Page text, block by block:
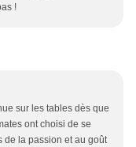
!
sur les tables dès que
ont choisi de se
de la passion et au goût